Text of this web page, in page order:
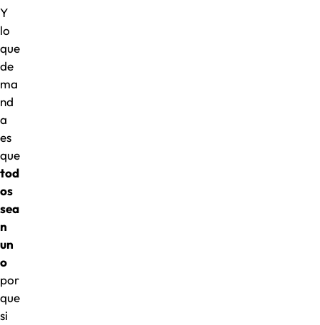
Y
lo
que
de
ma
nd
a
es
que
tod
os
sea
n
un
o
por
que
si